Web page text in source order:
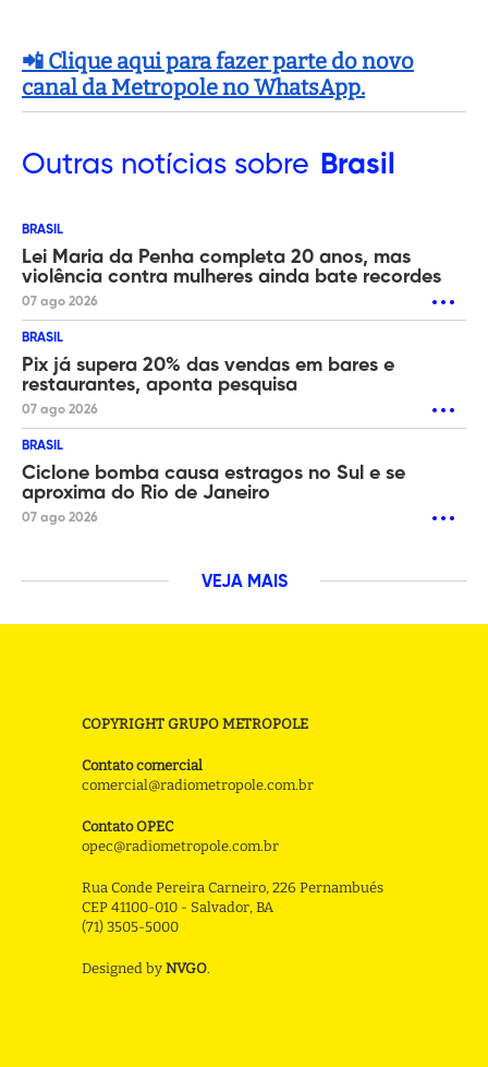
📲 Clique aqui para fazer parte do novo
canal da Metropole no WhatsApp.
Outras notícias sobre Brasil
BRASIL
Lei Maria da Penha completa 20 anos, mas
violência contra mulheres ainda bate recordes
07 ago 2026
BRASIL
Pix já supera 20% das vendas em bares e
restaurantes, aponta pesquisa
07 ago 2026
BRASIL
Ciclone bomba causa estragos no Sul e se
aproxima do Rio de Janeiro
07 ago 2026
VEJA MAIS
COPYRIGHT GRUPO METROPOLE
Contato comercial
comercial@radiometropole.com.br
Contato OPEC
opec@radiometropole.com.br
Rua Conde Pereira Carneiro, 226 Pernambués
CEP 41100-010 - Salvador, BA
(71) 3505-5000
Designed by NVGO.